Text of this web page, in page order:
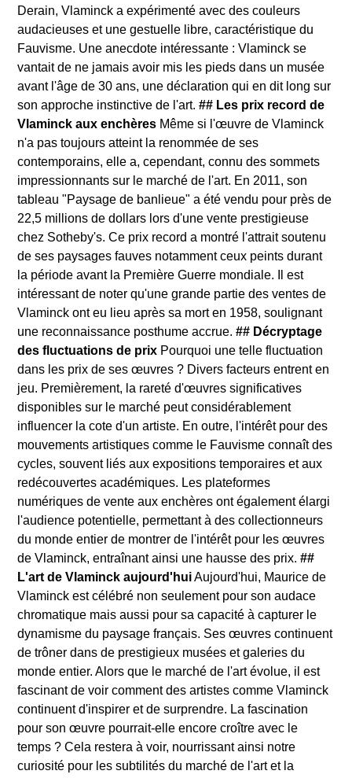
Derain, Vlaminck a expérimenté avec des couleurs
audacieuses et une gestuelle libre, caractéristique du
Fauvisme. Une anecdote intéressante : Vlaminck se
vantait de ne jamais avoir mis les pieds dans un musée
avant l'âge de 30 ans, une déclaration qui en dit long sur
son approche instinctive de l'art.## Les prix record de
Vlaminck aux enchères Même si l'œuvre de Vlaminck
n'a pas toujours atteint la renommée de ses
contemporains, elle a, cependant, connu des sommets
impressionnants sur le marché de l'art. En 2011, son
tableau "Paysage de banlieue" a été vendu pour près de
22,5 millions de dollars lors d'une vente prestigieuse
chez Sotheby's. Ce prix record a montré l'attrait soutenu
de ses paysages fauves notamment ceux peints durant
la période avant la Première Guerre mondiale. Il est
intéressant de noter qu'une grande partie des ventes de
Vlaminck ont eu lieu après sa mort en 1958, soulignant
une reconnaissance posthume accrue.## Décryptage
des fluctuations de prix Pourquoi une telle fluctuation
dans les prix de ses œuvres ? Divers facteurs entrent en
jeu. Premièrement, la rareté d'œuvres significatives
disponibles sur le marché peut considérablement
influencer la cote d'un artiste. En outre, l'intérêt pour des
mouvements artistiques comme le Fauvisme connaît des
cycles, souvent liés aux expositions temporaires et aux
redécouvertes académiques. Les plateformes
numériques de vente aux enchères ont également élargi
l'audience potentielle, permettant à des collectionneurs
du monde entier de montrer de l'intérêt pour les œuvres
de Vlaminck, entraînant ainsi une hausse des prix.##
L'art de Vlaminck aujourd'huiAujourd'hui, Maurice de
Vlaminck est célébré non seulement pour son audace
chromatique mais aussi pour sa capacité à capturer le
dynamisme du paysage français. Ses œuvres continuent
de trôner dans de prestigieux musées et galeries du
monde entier. Alors que le marché de l'art évolue, il est
fascinant de voir comment des artistes comme Vlaminck
continuent d'inspirer et de surprendre. La fascination
pour son œuvre pourrait-elle encore croître avec le
temps ? Cela restera à voir, nourrissant ainsi notre
curiosité pour les subtilités du marché de l'art et la